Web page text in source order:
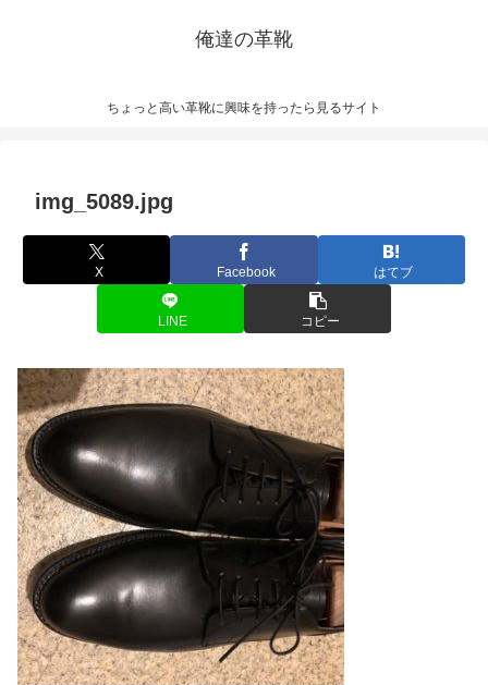
俺達の革靴
ちょっと高い革靴に興味を持ったら見るサイト
img_5089.jpg
X Facebook はてブ
LINE コピー